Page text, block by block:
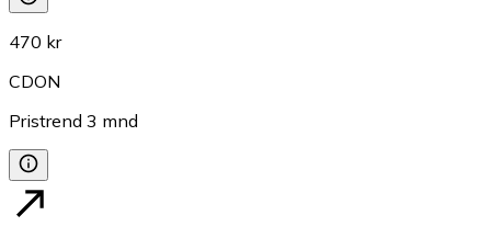
470 kr
CDON
Pristrend 3 mnd